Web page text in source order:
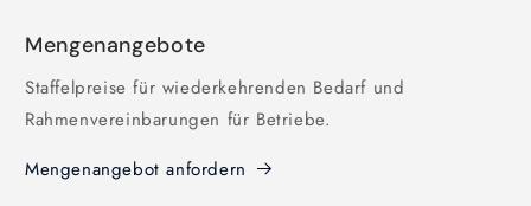
Mengenangebote
Staffelpreise für wiederkehrenden Bedarf und
Rahmenvereinbarungen für Betriebe.
Mengenangebot anfordern